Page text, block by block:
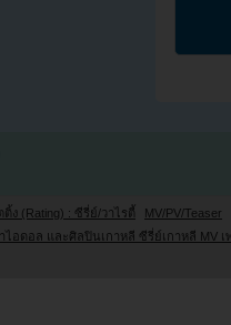
ติ้ง (Rating) : ซีรี่ย์/วาไรตี้
MV/PV/Teaser
าไอดอล และศิลปินเกาหลี ซีรี่ย์เกาหลี MV